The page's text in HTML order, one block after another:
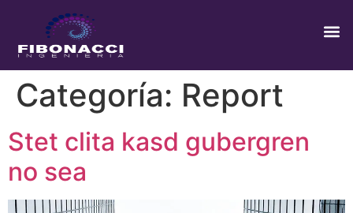
Categoría: Report
Stet clita kasd gubergren
no sea